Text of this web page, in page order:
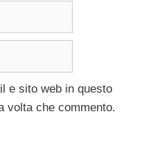
e sito web in questo
volta che commento.